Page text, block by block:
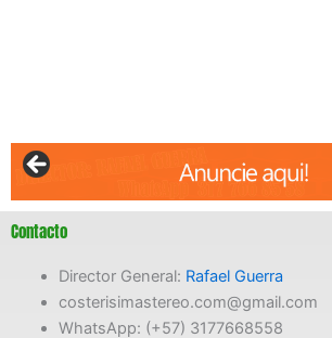
Contacto
Director General: Rafael Guerra
costerisimastereo.com@gmail.com
WhatsApp: (+57) 3177668558